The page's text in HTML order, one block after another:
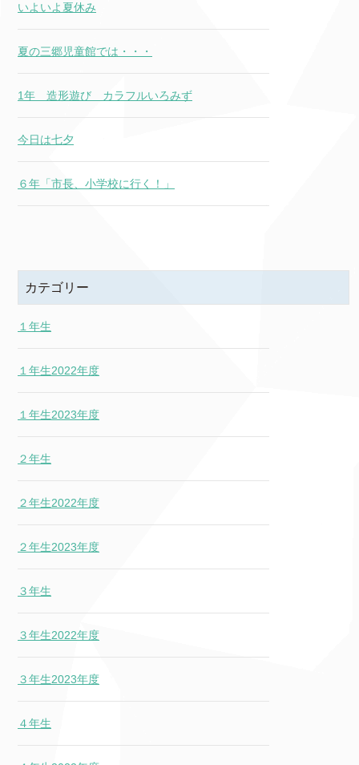
いよいよ夏休み
夏の三郷児童館では・・・
1年 造形遊び カラフルいろみず
今日は七夕
６年「市長、小学校に行く！」
カテゴリー
１年生
１年生2022年度
１年生2023年度
２年生
２年生2022年度
２年生2023年度
３年生
３年生2022年度
３年生2023年度
４年生